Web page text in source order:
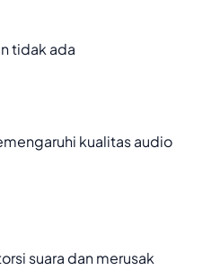
tidak ada
kualitas audio
suara dan merusak